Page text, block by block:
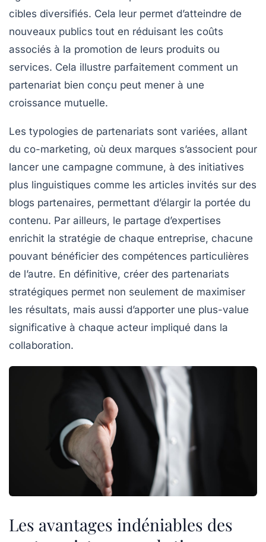
cibles diversifiés. Cela leur permet d’atteindre de
nouveaux publics tout en réduisant les coûts
associés à la promotion de leurs produits ou
services. Cela illustre parfaitement comment un
partenariat bien conçu peut mener à une
croissance mutuelle.
Les typologies de partenariats sont variées, allant
du co-marketing, où deux marques s’associent pour
lancer une campagne commune, à des initiatives
plus linguistiques comme les articles invités sur des
blogs partenaires, permettant d’élargir la portée du
contenu. Par ailleurs, le partage d’expertises
enrichit la stratégie de chaque entreprise, chacune
pouvant bénéficier des compétences particulières
de l’autre. En définitive, créer des partenariats
stratégiques permet non seulement de maximiser
les résultats, mais aussi d’apporter une plus-value
significative à chaque acteur impliqué dans la
collaboration.
Les avantages indéniables des